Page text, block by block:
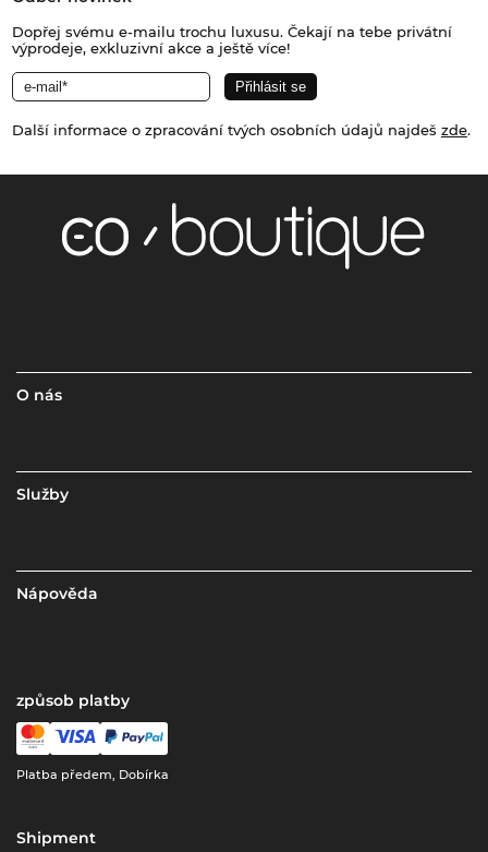
Dopřej svému e-mailu trochu luxusu. Čekají na tebe privátní
výprodeje, exkluzivní akce a ještě více!
Další informace o zpracování tvých osobních údajů najdeš zde.
O nás
Služby
Nápověda
způsob platby
Platba předem, Dobírka
Shipment